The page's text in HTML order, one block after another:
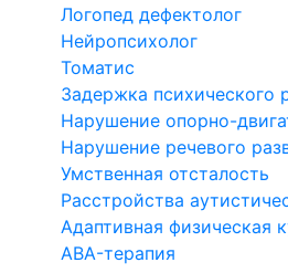
Логопед дефектолог
Нейропсихолог
Томатис
Задержка психического
Нарушение опорно-
Нарушение речевого
Умственная отсталость
Расстройства
Адаптивная физическая
ABA-терапия